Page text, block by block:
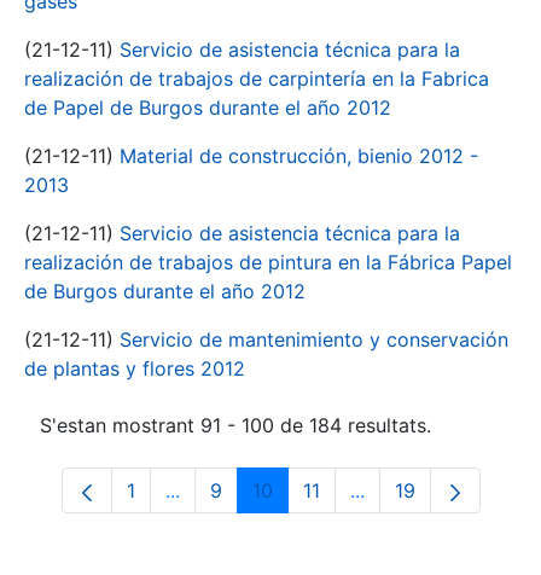
(21-12-11) Servicio de asistencia técnica para la
realización de trabajos de carpintería en la Fabrica
de Papel de Burgos durante el año 2012
(21-12-11) Material de construcción, bienio 2012 -
2013
(21-12-11) Servicio de asistencia técnica para la
realización de trabajos de pintura en la Fábrica Papel
de Burgos durante el año 2012
(21-12-11) Servicio de mantenimiento y conservación
de plantas y flores 2012
S'estan mostrant 91 - 100 de 184 resultats.
Pàgina
1 ...Pàgines intermèdies Utilitzeu TAB per
Pàgina
9 Pàgina
10 Pàgina
11 ...PàginesPàgina
19